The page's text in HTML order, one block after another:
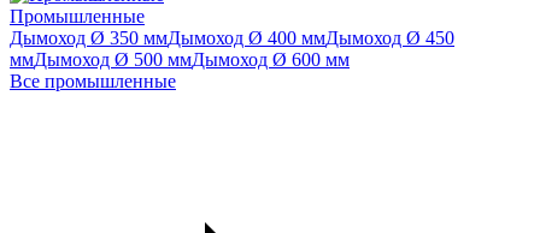
Промышленные
Дымоход Ø 350 ммДымоход Ø 400 ммДымоход Ø 450
ммДымоход Ø 500 ммДымоход Ø 600 мм
Все промышленные